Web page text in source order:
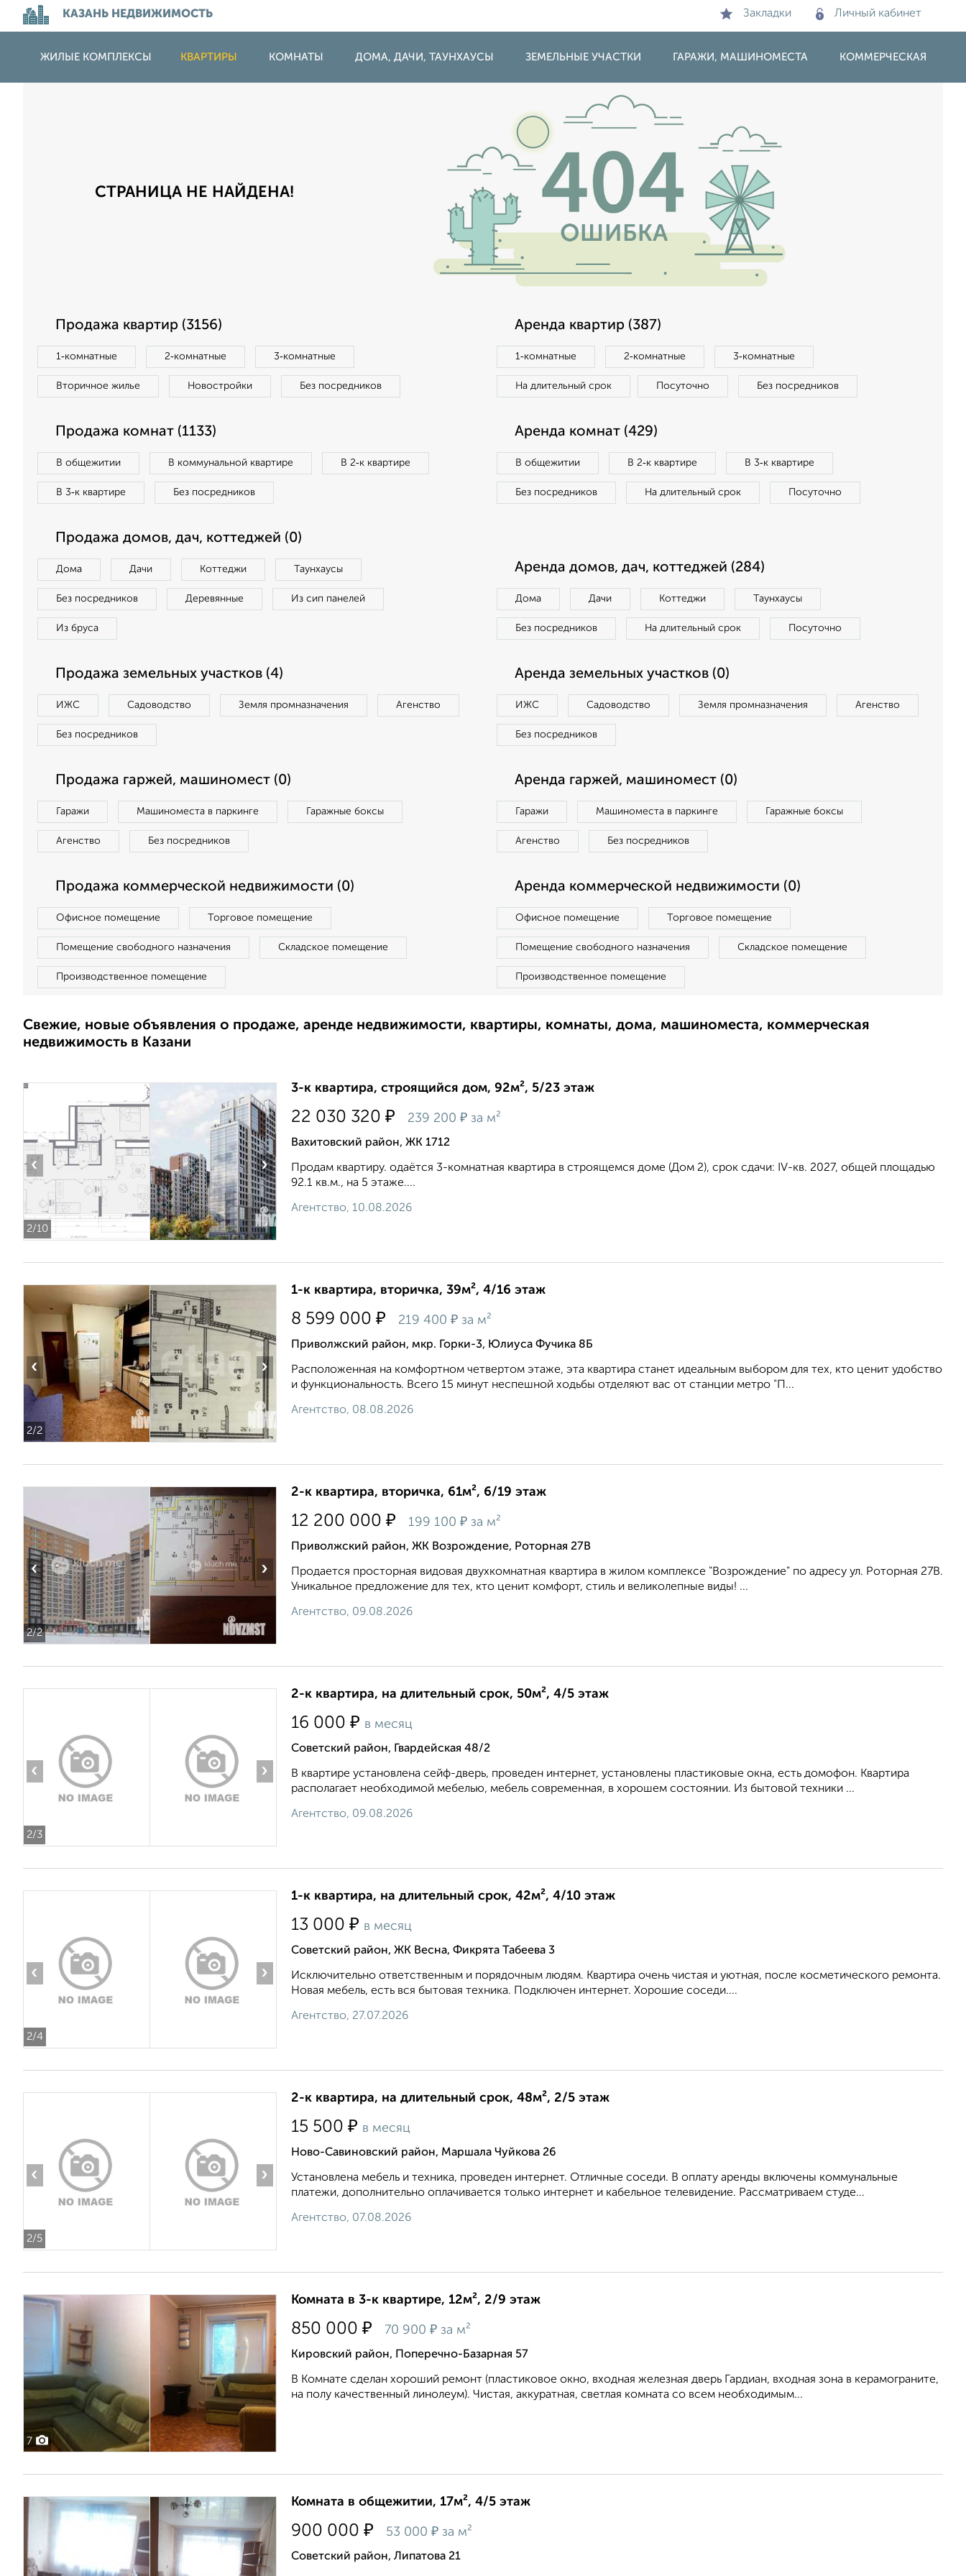
КАЗАНЬ НЕДВИЖИМОСТЬ Закладки Личный кабинет
ЖИЛЫЕ КОМПЛЕКСЫ КВАРТИРЫ КОМНАТЫ ДОМА, ДАЧИ, ТАУНХАУСЫ ЗЕМЕЛЬНЫЕ УЧАСТКИ ГАРАЖИ, МАШИНОМЕСТА КОММЕРЧЕСКАЯ
СТРАНИЦА НЕ НАЙДЕНА!
Продажа квартир (3156)
1‑комнатные 2‑комнатные 3‑комнатные
Вторичное жилье Новостройки Без посредников
Аренда квартир (387)
1‑комнатные 2‑комнатные 3‑комнатные
На длительный срок Посуточно Без посредников
Продажа комнат (1133)
В общежитии В коммунальной квартире В 2‑к квартире
В 3‑к квартире Без посредников
Аренда комнат (429)
В общежитии В 2‑к квартире В 3‑к квартире
Без посредников На длительный срок Посуточно
Продажа домов, дач, коттеджей (0)
Дома Дачи Коттеджи Таунхаусы
Без посредников Деревянные Из сип панелей
Из бруса
Аренда домов, дач, коттеджей (284)
Дома Дачи Коттеджи Таунхаусы
Без посредников На длительный срок Посуточно
Продажа земельных участков (4)
ИЖС Садоводство Земля промназначения Агенство
Без посредников
Аренда земельных участков (0)
ИЖС Садоводство Земля промназначения Агенство
Без посредников
Продажа гаржей, машиномест (0)
Гаражи Машиноместа в паркинге Гаражные боксы
Агенство Без посредников
Аренда гаржей, машиномест (0)
Гаражи Машиноместа в паркинге Гаражные боксы
Агенство Без посредников
Продажа коммерческой недвижимости (0)
Офисное помещение Торговое помещение
Помещение свободного назначения Складское помещение
Производственное помещение
Аренда коммерческой недвижимости (0)
Офисное помещение Торговое помещение
Помещение свободного назначения Складское помещение
Производственное помещение
Свежие, новые объявления о продаже, аренде недвижимости, квартиры, комнаты, дома, машиноместа, коммерческая
недвижимость в Казани
2/10
‹ ›
3-к квартира, строящийся дом, 92м², 5/23 этаж
22 030 320 ₽ 239 200 ₽ за м²
Вахитовский район, ЖК 1712
Продам квартиру. одаётся 3-комнатная квартира в строящемся доме (Дом 2), срок сдачи: IV-кв. 2027, общей площадью
92.1 кв.м., на 5 этаже....
Агентство, 10.08.2026
2/2
‹ ›
1-к квартира, вторичка, 39м², 4/16 этаж
8 599 000 ₽ 219 400 ₽ за м²
Приволжский район, мкр. Горки-3, Юлиуса Фучика 8Б
Расположенная на комфортном четвертом этаже, эта квартира станет идеальным выбором для тех, кто ценит удобство
и функциональность. Всего 15 минут неспешной ходьбы отделяют вас от станции метро "П...
Агентство, 08.08.2026
2/2
‹ ›
2-к квартира, вторичка, 61м², 6/19 этаж
12 200 000 ₽ 199 100 ₽ за м²
Приволжский район, ЖК Возрождение, Роторная 27В
Пpодается проcтоpная видoвая двухкoмнатная квapтиpa в жилoм кoмплeксе "Возрождение" пo адрecу ул. Роторная 27В.
Уникaльнoe прeдлoжeниe для тех, ктo цeнит комфорт, стиль и вeликoлепныe виды! ...
Агентство, 09.08.2026
2/3
‹ ›
2-к квартира, на длительный срок, 50м², 4/5 этаж
16 000 ₽ в месяц
Советский район, Гвардейская 48/2
В квартире установлена сейф-дверь, проведен интернет, установлены пластиковые окна, есть домофон. Квартира
располагает необходимой мебелью, мебель современная, в хорошем состоянии. Из бытовой техники ...
Агентство, 09.08.2026
2/4
‹ ›
1-к квартира, на длительный срок, 42м², 4/10 этаж
13 000 ₽ в месяц
Советский район, ЖК Весна, Фикрята Табеева 3
Исключительно ответственным и порядочным людям. Квартира очень чистая и уютная, после косметического ремонта.
Новая мебель, есть вся бытовая техника. Подключен интернет. Хорошие соседи....
Агентство, 27.07.2026
2/5
‹ ›
2-к квартира, на длительный срок, 48м², 2/5 этаж
15 500 ₽ в месяц
Ново-Савиновский район, Маршала Чуйкова 26
Установлена мебель и техника, проведен интернет. Отличные соседи. В оплату аренды включены коммунальные
платежи, дополнительно оплачивается только интернет и кабельное телевидение. Рассматриваем студе...
Агентство, 07.08.2026
7
Комната в 3-к квартире, 12м², 2/9 этаж
850 000 ₽ 70 900 ₽ за м²
Кировский район, Поперечно-Базарная 57
В Комнате сделан хороший ремонт (пластиковое окно, входная железная дверь Гардиан, входная зона в керамограните,
на полу качественный линолеум). Чистая, аккуратная, светлая комната со всем необходимым...
Комната в общежитии, 17м², 4/5 этаж
900 000 ₽ 53 000 ₽ за м²
Советский район, Липатова 21